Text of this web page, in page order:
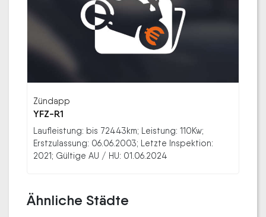
Zündapp
YFZ-R1
Laufleistung: bis 72443km; Leistung: 110Kw;
Erstzulassung: 06.06.2003; Letzte Inspektion:
2021; Gültige AU / HU: 01.06.2024
Ähnliche Städte